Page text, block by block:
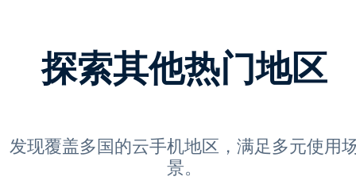
探索其他热门地区
发现覆盖多国的云手机地区，满足多元使用
景。